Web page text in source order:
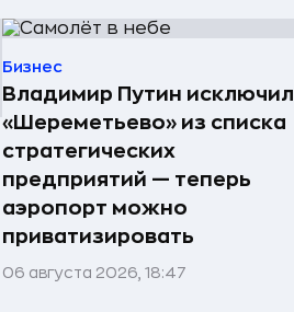
Бизнес
Владимир Путин исключил
«Шереметьево» из списка
стратегических
предприятий — теперь
аэропорт можно
приватизировать
06 августа 2026, 18:47